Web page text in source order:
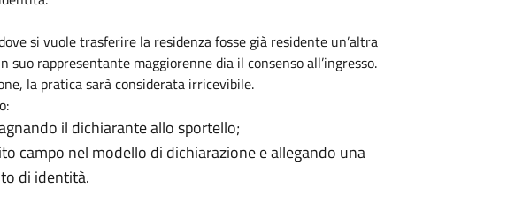
si vuole trasferire la residenza fosse già residente un’altra
suo rappresentante maggiorenne dia il consenso all’ingresso.
la pratica sarà considerata irricevibile.
il dichiarante allo sportello;
campo nel modello di dichiarazione e allegando una
di identità.